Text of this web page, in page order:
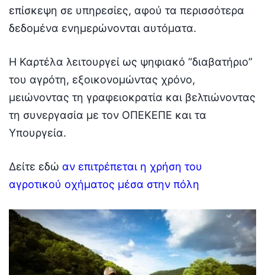
επίσκεψη σε υπηρεσίες, αφού τα περισσότερα
δεδομένα ενημερώνονται αυτόματα.
Η Καρτέλα λειτουργεί ως ψηφιακό “διαβατήριο”
του αγρότη, εξοικονομώντας χρόνο,
μειώνοντας τη γραφειοκρατία και βελτιώνοντας
τη συνεργασία με τον ΟΠΕΚΕΠΕ και τα
Υπουργεία.
Δείτε εδώ αν επιτρέπεται η χρήση του
αγροτικού οχήματος μέσα στην πόλη